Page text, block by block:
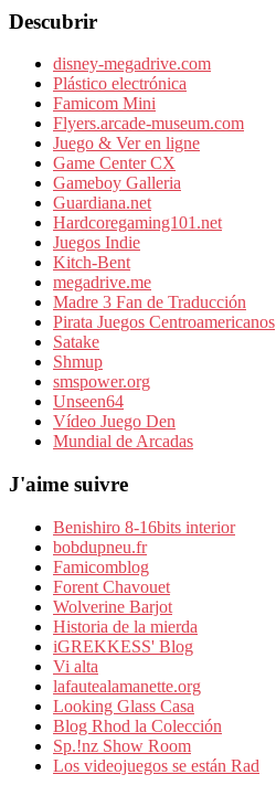
Descubrir
disney-megadrive.com
Plástico electrónica
Famicom Mini
Flyers.arcade-museum.com
Juego & Ver en ligne
Game Center CX
Gameboy Galleria
Guardiana.net
Hardcoregaming101.net
Juegos Indie
Kitch-Bent
megadrive.me
Madre 3 Fan de Traducción
Pirata Juegos Centroamericanos
Satake
Shmup
smspower.org
Unseen64
Vídeo Juego Den
Mundial de Arcadas
J'aime suivre
Benishiro 8-16bits interior
bobdupneu.fr
Famicomblog
Forent Chavouet
Wolverine Barjot
Historia de la mierda
iGREKKESS' Blog
Vi alta
lafautealamanette.org
Looking Glass Casa
Blog Rhod la Colección
Sp.!nz Show Room
Los videojuegos se están Rad